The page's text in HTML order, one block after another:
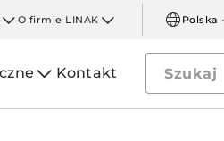
O firmie LINAK Polska
Kontakt